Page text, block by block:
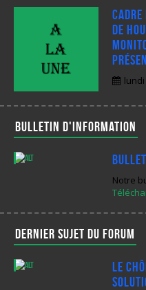
de
Bulletin d'information
Notre
Dernier sujet du forum
Le